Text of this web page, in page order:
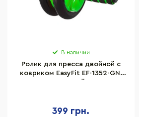
В наличии
Ролик для пресса двойной с
ковриком EasyFit EF-1352-GN,
399 грн.